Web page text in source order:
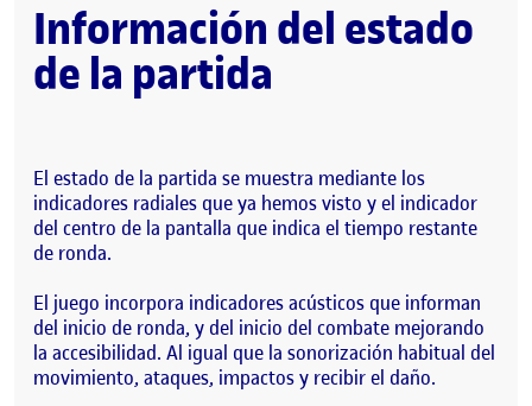
Información del estado
de la partida
El estado de la partida se muestra mediante los
indicadores radiales que ya hemos visto y el indicador
del centro de la pantalla que indica el tiempo restante
de ronda.
El juego incorpora indicadores acústicos que informan
del inicio de ronda, y del inicio del combate mejorando
la accesibilidad. Al igual que la sonorización habitual del
movimiento, ataques, impactos y recibir el daño.